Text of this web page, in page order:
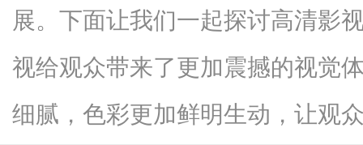
展。下面让我们一起探讨高清影
视给观众带来了更加震撼的视觉
细腻，色彩更加鲜明生动，让观